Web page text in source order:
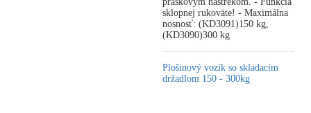
sklopnej rukoväte! - Maximálna
nosnosť: (KD3091)150 kg,
(KD3090)300 kg
Plošinový vozík so skladacím
držadlom 150 - 300kg